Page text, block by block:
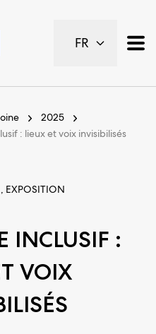
FR
2025
: lieux et voix invisibilisés
EXPOSITION
INCLUSIF :
VOIX